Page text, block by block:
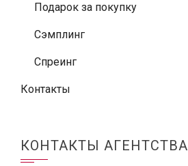
Подарок за покупку
Сэмплинг
Спреинг
Контакты
КОНТАКТЫ АГЕНТСТВА